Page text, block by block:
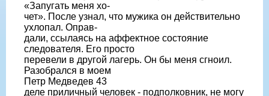
«Запугать меня хо-
чет». После узнал, что мужика он действительно
ухлопал. Оправ-
дали, ссылаясь на аффектное состояние
следователя. Его просто
перевели в другой лагерь. Он бы меня сгноил.
Разобрался в моем
Петр Медведев 43
деле приличный человек - подполковник, не могу